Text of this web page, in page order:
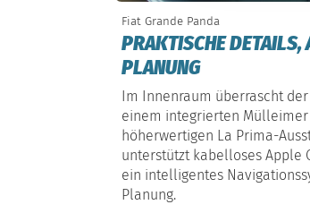
Fiat Grande Panda
PRAKTISCHE
PLANUNG
Im Innenraum überrascht
einem integrierten
höherwertigen La Prima-
unterstützt kabelloses Apple
ein intelligentes
Planung.